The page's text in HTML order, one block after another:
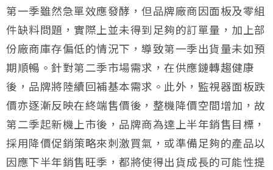
第一季雖然急單效應發酵，但品牌廠商因面板及零組
件缺料問題，實際上並未得到足夠的訂單量，加上部
份廠商庫存偏低的情況下，導致第一季出貨量未如預
期順暢。針對第二季市場需求，在供應鏈轉趨健康
後，品牌將陸續回補基本需求。此外，監視器面板跌
價亦逐漸反映在終端售價後，整機降價空間增加，故
第二季起新機上市後，品牌商為達上半年銷售目標，
採用降價促銷策略來刺激買氣，或準備足夠的產品以
因應下半年銷售旺季，都將使得出貨成長的可能性提